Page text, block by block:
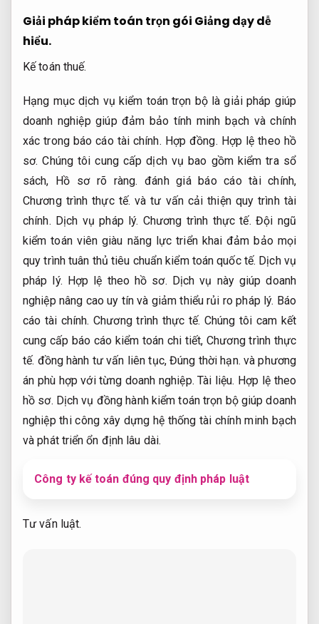
Giải pháp kiểm toán trọn gói Giảng dạy dễ
hiểu.
Kế toán thuế.
Hạng mục dịch vụ kiểm toán trọn bộ là giải pháp giúp
doanh nghiệp giúp đảm bảo tính minh bạch và chính
xác trong báo cáo tài chính. Hợp đồng. Hợp lệ theo hồ
sơ. Chúng tôi cung cấp dịch vụ bao gồm kiểm tra sổ
sách,
Hồ sơ rõ ràng. đánh giá báo cáo tài chính,
Chương trình thực tế. và tư vấn cải thiện quy trình tài
chính. Dịch vụ pháp lý. Chương trình thực tế. Đội ngũ
kiểm toán viên giàu năng lực triển khai đảm bảo mọi
quy trình tuân thủ tiêu chuẩn kiểm toán quốc tế. Dịch vụ
pháp lý. Hợp lệ theo hồ sơ. Dịch vụ này giúp doanh
nghiệp nâng cao uy tín và giảm thiểu rủi ro pháp lý. Báo
cáo tài chính. Chương trình thực tế. Chúng tôi cam kết
cung cấp báo cáo kiểm toán chi tiết,Chương trình thực
tế. đồng hành tư vấn liên tục,Đúng thời hạn. và phương
án phù hợp với từng doanh nghiệp.Tài liệu. Hợp lệ theo
hồ sơ. Dịch vụ đồng hành kiểm toán trọn bộ giúp doanh
nghiệp thi công xây dựng hệ thống tài chính minh bạch
và phát triển ổn định lâu dài.
Công ty kế toán đúng quy định pháp luật
Tư vấn luật.